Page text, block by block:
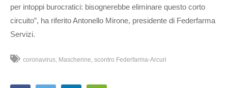
per intoppi burocratici: bisognerebbe eliminare questo corto
circuito”, ha riferito Antonello Mirone, presidente di Federfarma
Servizi.
coronavirus Mascherine scontro Federfarma-Arcuri